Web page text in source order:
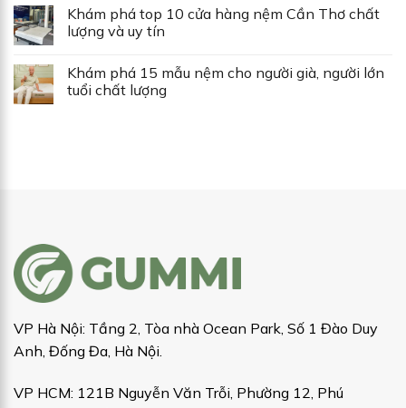
Khám phá top 10 cửa hàng nệm Cần Thơ chất
lượng và uy tín
Khám phá 15 mẫu nệm cho người già, người lớn
tuổi chất lượng
VP Hà Nội: Tầng 2, Tòa nhà Ocean Park, Số 1 Đào Duy
Anh, Đống Đa, Hà Nội.
VP HCM: 121B Nguyễn Văn Trỗi, Phường 12, Phú